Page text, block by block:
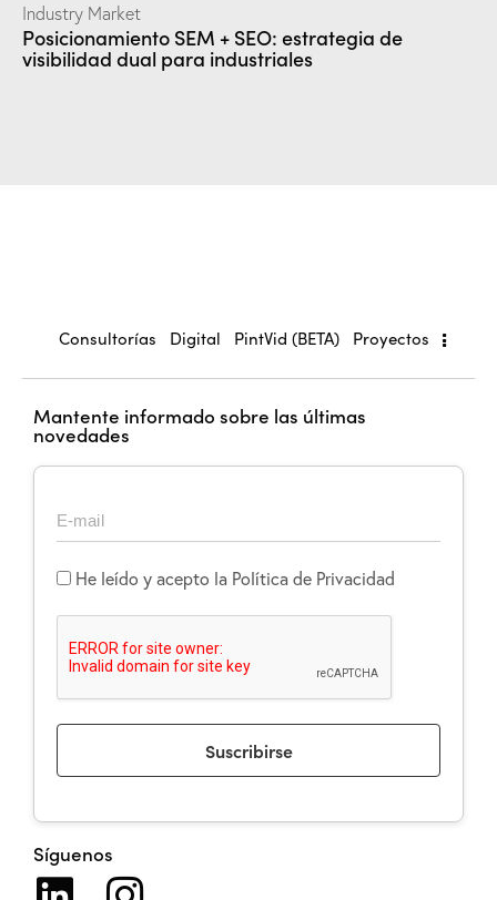
Industry Market
Posicionamiento SEM + SEO: estrategia de
visibilidad dual para industriales
Consultorías Digital PintVid (BETA) Proyectos
Mantente informado sobre las últimas
novedades
He leído y acepto la Política de Privacidad
Suscribirse
Síguenos